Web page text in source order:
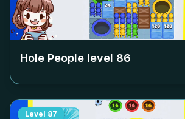
Hole People level 86
Level 87